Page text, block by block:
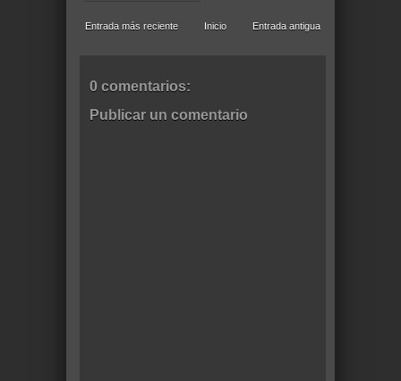
Entrada más reciente Entrada antigua
Inicio
0 comentarios:
Publicar un comentario